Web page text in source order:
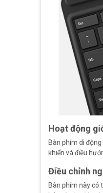
Hoạt động
Bàn phím di
khiển và điều
Điều chỉnh
Bàn phím này có